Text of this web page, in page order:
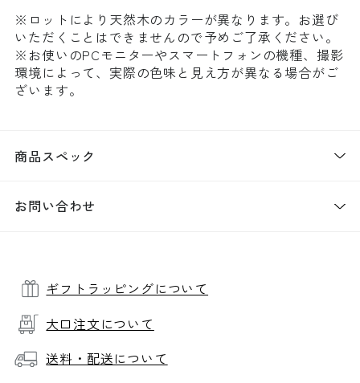
※ロットにより天然木のカラーが異なります。お選び
いただくことはできませんので予めご了承ください。
※お使いのPCモニターやスマートフォンの機種、撮影
環境によって、実際の色味と見え方が異なる場合がご
ざいます。
商品スペック
お問い合わせ
ギフトラッピングについて
大口注文について
送料・配送について